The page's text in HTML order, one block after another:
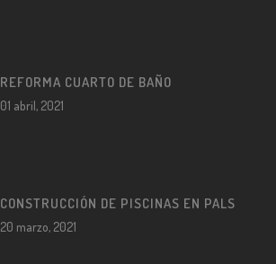
REFORMA CUARTO DE BAÑO
01 abril, 2021
CONSTRUCCIÓN DE PISCINAS EN PALS
20 marzo, 2021